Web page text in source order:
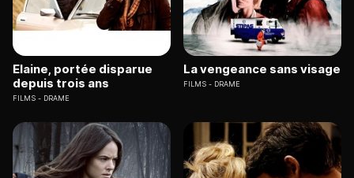
Elaine, portée disparue
depuis trois ans
FILMS DRAME
La vengeance sans visage
FILMS DRAME